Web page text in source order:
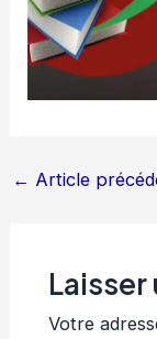
← Article
Votre